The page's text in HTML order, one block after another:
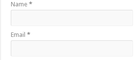
Name*
Email*